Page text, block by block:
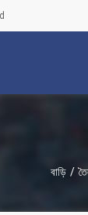
বাড়ি /